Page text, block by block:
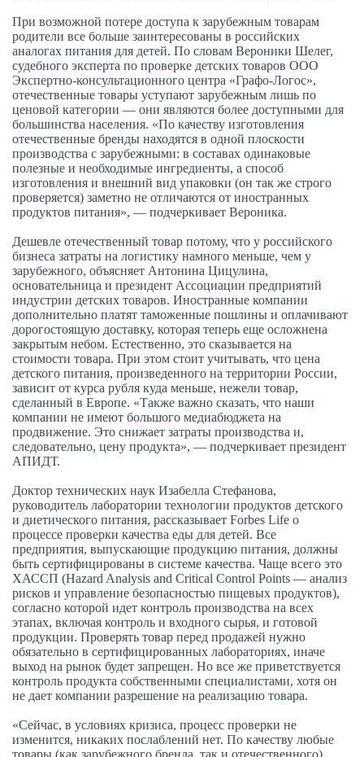
При возможной потере доступа к зарубежным товарам
родители все больше заинтересованы в российских
аналогах питания для детей. По словам Вероники Шелег,
судебного эксперта по проверке детских товаров ООО
Экспертно-консультационного центра «Графо-Логос»,
отечественные товары уступают зарубежным лишь по
ценовой категории — они являются более доступными для
большинства населения. «По качеству изготовления
отечественные бренды находятся в одной плоскости
производства с зарубежными: в составах одинаковые
полезные и необходимые ингредиенты, а способ
изготовления и внешний вид упаковки (он так же строго
проверяется) заметно не отличаются от иностранных
продуктов питания», — подчеркивает Вероника.
Дешевле отечественный товар потому, что у российского
бизнеса затраты на логистику намного меньше, чем у
зарубежного, объясняет Антонина Цицулина,
основательница и президент Ассоциации предприятий
индустрии детских товаров. Иностранные компании
дополнительно платят таможенные пошлины и оплачивают
дорогостоящую доставку, которая теперь еще осложнена
закрытым небом. Естественно, это сказывается на
стоимости товара. При этом стоит учитывать, что цена
детского питания, произведенного на территории России,
зависит от курса рубля куда меньше, нежели товар,
сделанный в Европе. «Также важно сказать, что наши
компании не имеют большого медиабюджета на
продвижение. Это снижает затраты производства и,
следовательно, цену продукта», — подчеркивает президент
АПИДТ.
Доктор технических наук Изабелла Стефанова,
руководитель лаборатории технологии продуктов детского
и диетического питания, рассказывает Forbes Life о
процессе проверки качества еды для детей. Все
предприятия, выпускающие продукцию питания, должны
быть сертифицированы в системе качества. Чаще всего это
ХАССП (Hazard Analysis and Critical Control Points — анализ
рисков и управление безопасностью пищевых продуктов),
согласно которой идет контроль производства на всех
этапах, включая контроль и входного сырья, и готовой
продукции. Проверять товар перед продажей нужно
обязательно в сертифицированных лабораториях, иначе
выход на рынок будет запрещен. Но все же приветствуется
контроль продукта собственными специалистами, хотя он
не дает компании разрешение на реализацию товара.
«Сейчас, в условиях кризиса, процесс проверки не
изменится, никаких послаблений нет. По качеству любые
товары (как зарубежного бренда, так и отечественного)